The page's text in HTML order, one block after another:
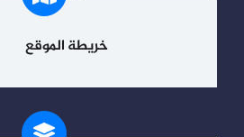
خريطة الموقع